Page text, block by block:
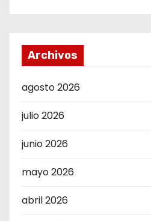
Archivos
agosto 2026
julio 2026
junio 2026
mayo 2026
abril 2026